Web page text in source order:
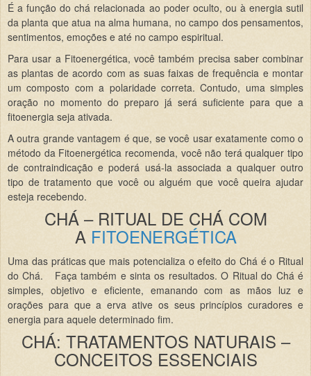
É a função do chá relacionada ao poder oculto, ou à energia sutil
da planta que atua na alma humana, no campo dos pensamentos,
sentimentos, emoções e até no campo espiritual.
Para usar a Fitoenergética, você também precisa saber combinar
as plantas de acordo com as suas faixas de frequência e montar
um composto com a polaridade correta. Contudo, uma simples
oração no momento do preparo já será suficiente para que a
fitoenergia seja ativada.
A outra grande vantagem é que, se você usar exatamente como o
método da Fitoenergética recomenda, você não terá qualquer tipo
de contraindicação e poderá usá-la associada a qualquer outro
tipo de tratamento que você ou alguém que você queira ajudar
esteja recebendo.
CHÁ – RITUAL DE CHÁ COM
A FITOENERGÉTICA
Uma das práticas que mais potencializa o efeito do Chá é o Ritual
do Chá. Faça também e sinta os resultados. O Ritual do Chá é
simples, objetivo e eficiente, emanando com as mãos luz e
orações para que a erva ative os seus princípios curadores e
energia para aquele determinado fim.
CHÁ: TRATAMENTOS NATURAIS –
CONCEITOS ESSENCIAIS